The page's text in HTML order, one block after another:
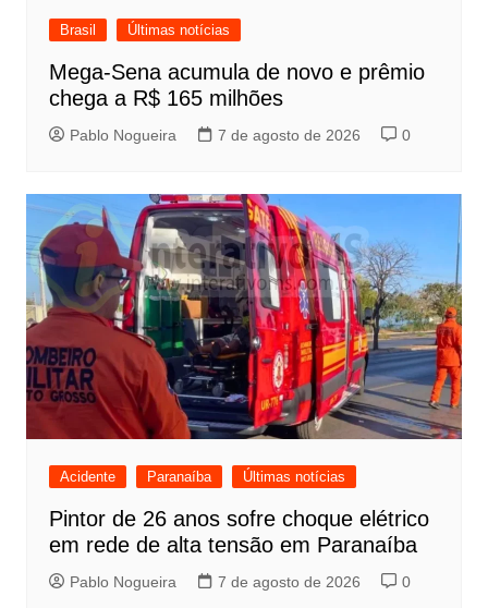
Brasil Últimas notícias
Mega-Sena acumula de novo e prêmio
chega a R$ 165 milhões
Pablo Nogueira 7 de agosto de 2026 0
Acidente Paranaíba Últimas notícias
Pintor de 26 anos sofre choque elétrico
em rede de alta tensão em Paranaíba
Pablo Nogueira 7 de agosto de 2026 0